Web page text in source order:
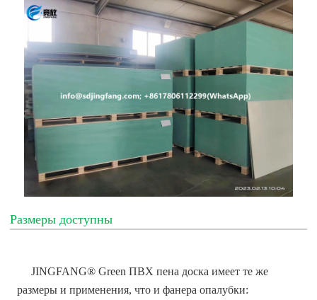
Размеры доступны
JINGFANG® Green ПВХ пена доска имеет те же
размеры и применения, что и фанера опалубки: